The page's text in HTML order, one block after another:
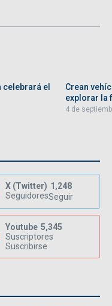
el
Crean
explorar la
4 de
X (Twitter) 1,248
SeguidoresSeguir
Youtube 5,345
Suscriptores
Suscribirse